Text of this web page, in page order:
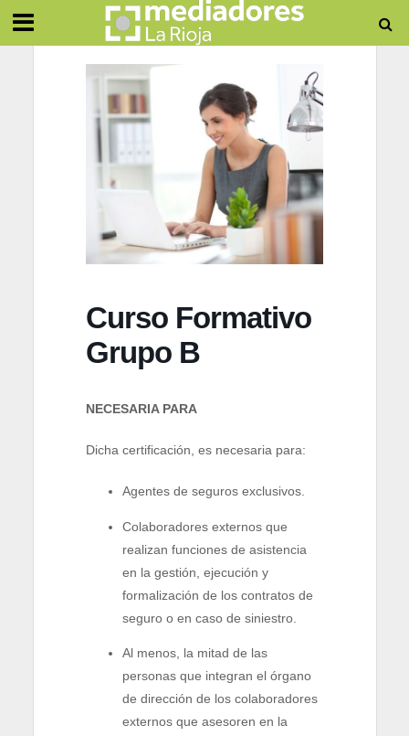
Curso Formativo
Grupo B
NECESARIA PARA
Dicha certificación, es necesaria para:
Agentes de seguros exclusivos.
Colaboradores externos que
realizan funciones de asistencia
en la gestión, ejecución y
formalización de los contratos de
seguro o en caso de siniestro.
Al menos, la mitad de las
personas que integran el órgano
de dirección de los colaboradores
externos que asesoren en la